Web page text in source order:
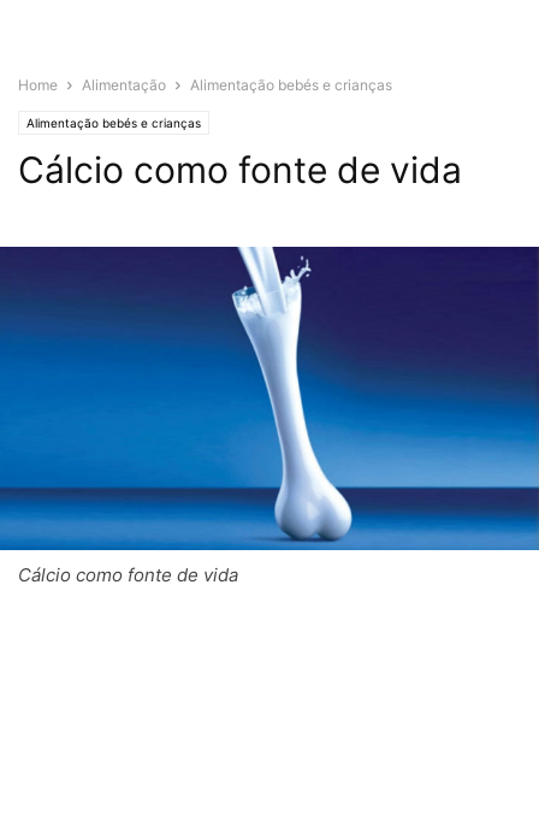
Home Alimentação Alimentação bebés e crianças
Alimentação bebés e crianças
Cálcio como fonte de vida
Cálcio como fonte de vida